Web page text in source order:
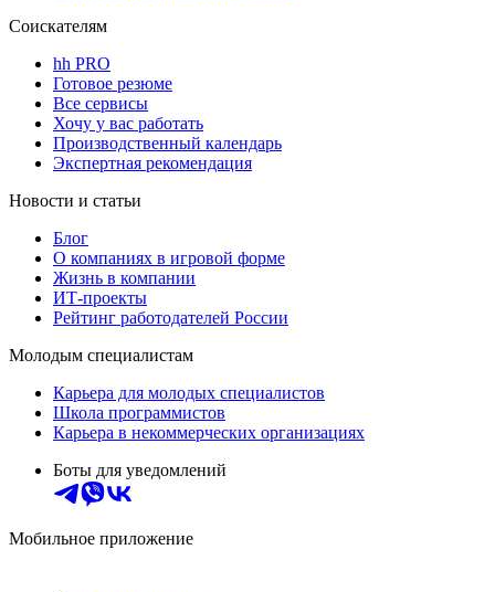
Соискателям
hh PRO
Готовое резюме
Все сервисы
Хочу у вас работать
Производственный календарь
Экспертная рекомендация
Новости и статьи
Блог
О компаниях в игровой форме
Жизнь в компании
ИТ-проекты
Рейтинг работодателей России
Молодым специалистам
Карьера для молодых специалистов
Школа программистов
Карьера в некоммерческих организациях
Боты для уведомлений
Мобильное приложение